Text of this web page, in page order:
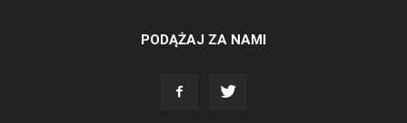
PODĄŻAJ ZA NAMI